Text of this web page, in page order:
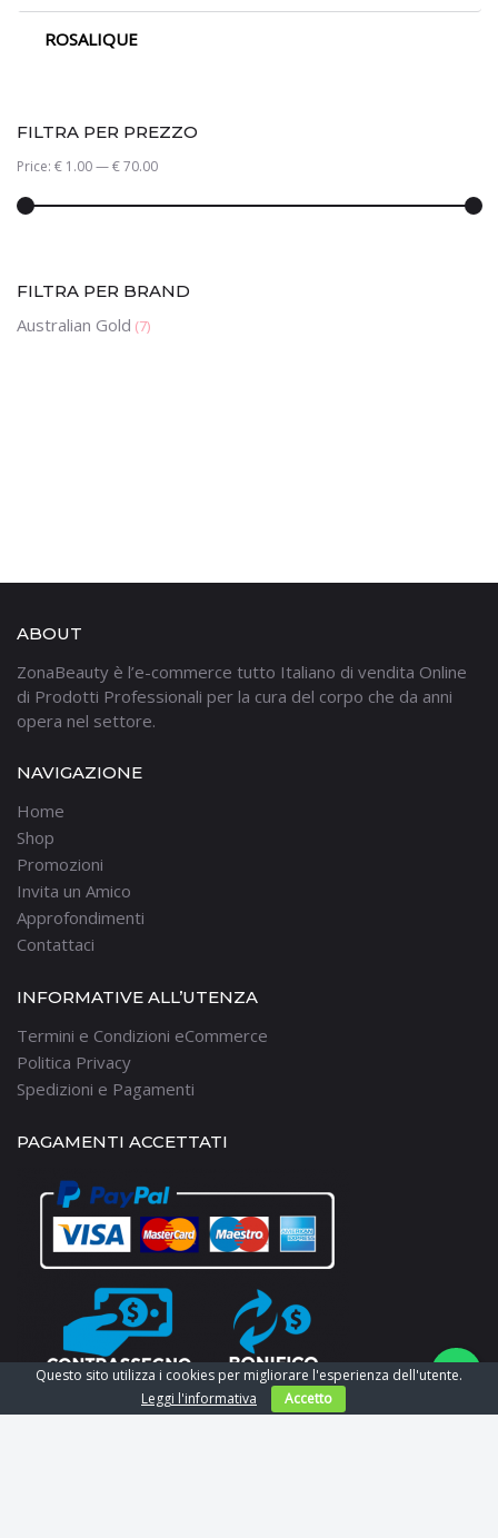
ROSALIQUE
FILTRA PER PREZZO
Price: € 1.00—€ 70.00
FILTRA PER BRAND
Australian Gold (7)
ABOUT
ZonaBeauty è l’e-commerce tutto Italiano di vendita Online
di Prodotti Professionali per la cura del corpo che da anni
opera nel settore.
NAVIGAZIONE
Home
Shop
Promozioni
Invita un Amico
Approfondimenti
Contattaci
INFORMATIVE ALL’UTENZA
Termini e Condizioni eCommerce
Politica Privacy
Spedizioni e Pagamenti
PAGAMENTI ACCETTATI
Questo sito utilizza i cookies per migliorare l'esperienza dell'utente.
Leggi l'informativa
Accetto